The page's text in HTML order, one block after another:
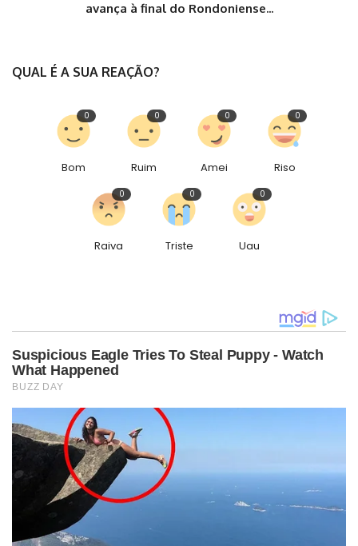
avança à final do Rondoniense...
QUAL É A SUA REAÇÃO?
Bom
0
Ruim
0
Amei
0
Riso
0
Raiva
0
Triste
0
Uau
0